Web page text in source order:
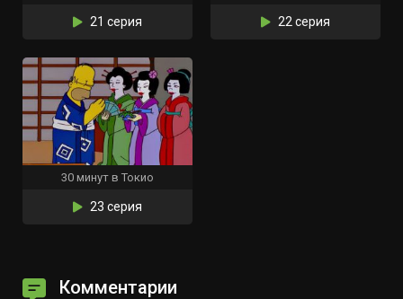
21 серия 22 серия
30 минут в Токио
23 серия
Комментарии